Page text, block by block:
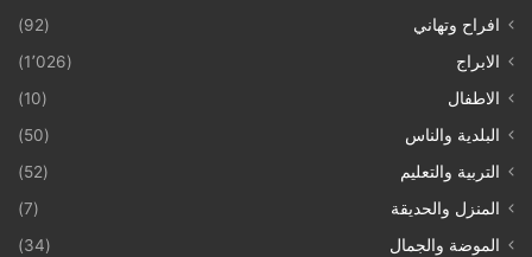
افراح وتهاني
(92)
الابراج
(1٬026)
الاطفال
(10)
البلدية والناس
(50)
التربية والتعليم
(52)
المنزل والحديقة
(7)
الموضة والجمال
(34)